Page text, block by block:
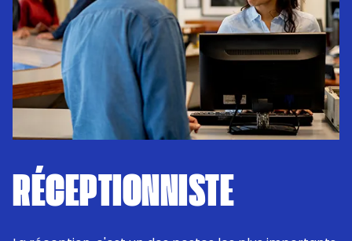
RÉCEPTIONNISTE